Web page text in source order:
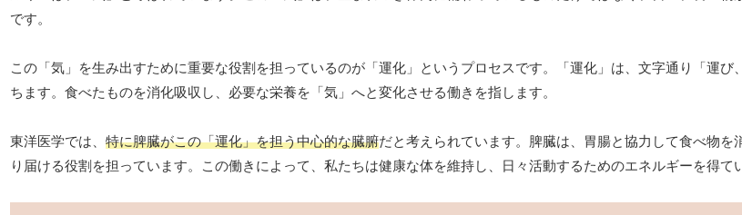
です。
この「気」を生み出すために重要な役割を担っているのが「運化」というプロセスです。「運化」は、文字通り「運び
ちます。食べたものを消化吸収し、必要な栄養を「気」へと変化させる働きを指します。
東洋医学では、 特に脾臓がこの「運化」を担う中心的な臓腑だと考えられています。脾臓は、胃腸と協力して食べ物を
り届ける役割を担っています。この働きによって、私たちは健康な体を維持し、日々活動するためのエネルギーを得て